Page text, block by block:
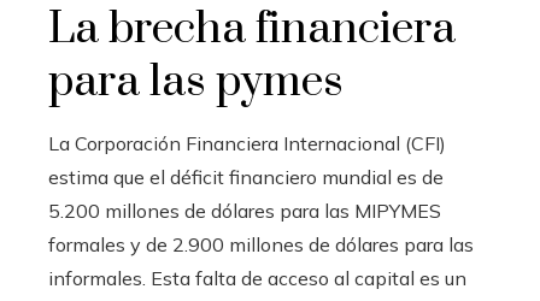
La brecha financiera
para las pymes
La Corporación Financiera Internacional (CFI)
estima que el déficit financiero mundial es de
5.200 millones de dólares para las MIPYMES
formales y de 2.900 millones de dólares para las
informales. Esta falta de acceso al capital es un